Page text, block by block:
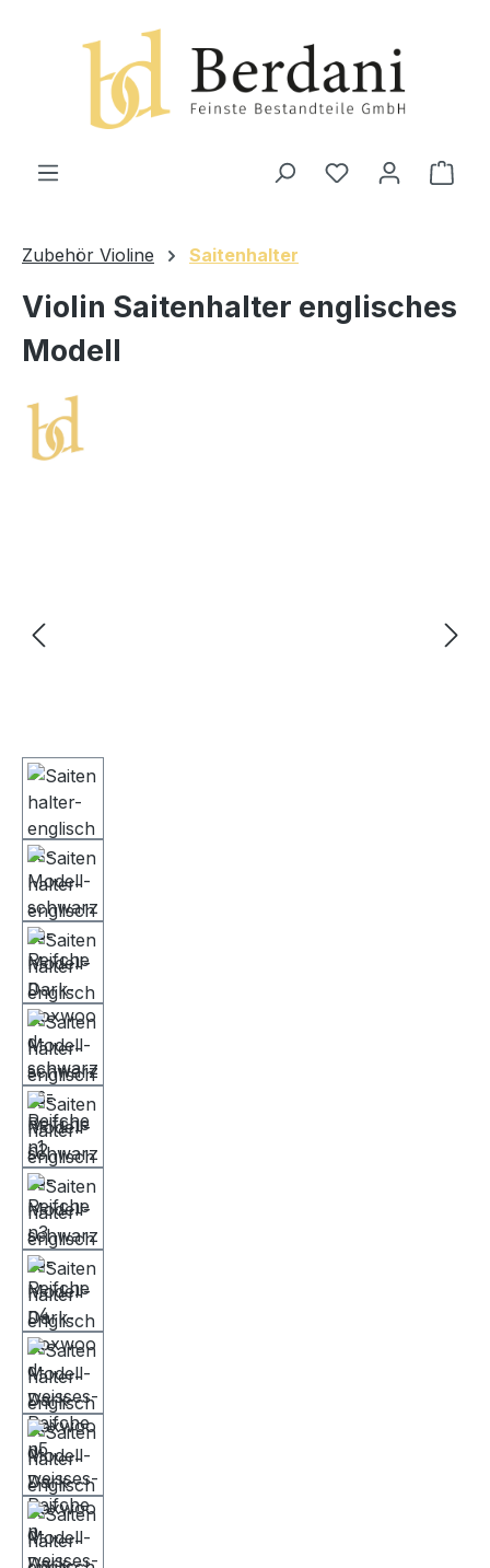
Zubehör Violine Saitenhalter
Violin Saitenhalter englisches
Modell